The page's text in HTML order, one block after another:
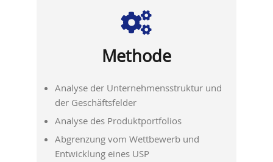
Methode
Analyse der Unternehmensstruktur und
der Geschäftsfelder
Analyse des Produktportfolios
Abgrenzung vom Wettbewerb und
Entwicklung eines USP